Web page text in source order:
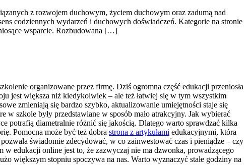
z rozwojem duchowym, życiem duchowym oraz zadumą nad
codziennych wydarzeń i duchowych doświadczeń. Kategorie na stronie
wsparcie. Rozbudowana […]
organizowane przez firmę. Dziś ogromna część edukacji przeniosła
jest większa niż kiedykolwiek – ale też łatwiej się w tym wszystkim
zmieniają się bardzo szybko, aktualizowanie umiejętności staje się
w szkole były przedstawiane w sposób mało atrakcyjny. Jak wybierać
potrafią diametralnie różnić się jakością. Dlatego warto sprawdzać kilka
Pomocna może być też dobra strona z artykułami edukacyjnymi, która
świadomie zdecydować, w co zainwestować czas i pieniądze – czy
edukacji online jest to, że zazwyczaj nie ma dzwonka, prowadzącego
większym stopniu spoczywa na nas. Warto wyznaczyć stałe godziny na